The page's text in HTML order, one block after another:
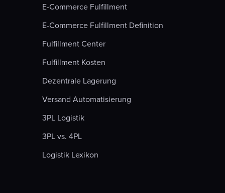
E-Commerce Fulfillment
E-Commerce Fulfillment Definition
Fulfillment Center
Fulfillment Kosten
Dezentrale Lagerung
Versand Automatisierung
3PL Logistik
3PL vs. 4PL
Logistik Lexikon